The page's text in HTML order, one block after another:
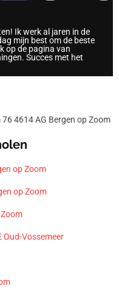
Ik werk al jaren in de
mijn best om de beste
op de pagina van
Succes met het
4614 AG Bergen op Zoom
op Zoom
op Zoom
Oud-Vossemeer